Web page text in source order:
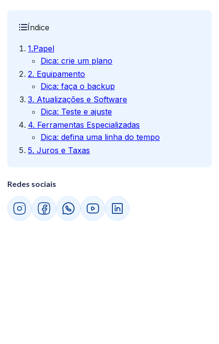
Índice
1.Papel
Dica: crie um plano
2. Equipamento
Dica: faça o backup
3. Atualizações e Software
Dica: Teste e ajuste
4. Ferramentas Especializadas
Dica: defina uma linha do tempo
5. Juros e Taxas
Redes sociais